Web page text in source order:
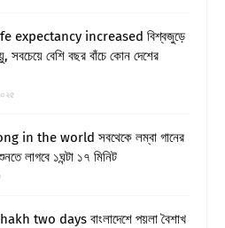
expectancy increased বিশ্বজুড়ে
বেশি বছর বাঁচে কোন দেশের
in the world সবথেকে লম্বা গানের
লাগবে ১ঘন্টা ১৭ মিনিট
two days বাংলাদেশে পয়লা বৈশাখ